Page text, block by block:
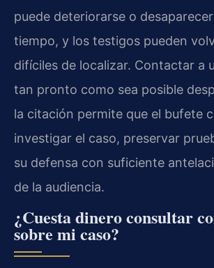
puede deteriorarse o
tiempo, y los testigos pueden
difíciles de localizar. Contactar a
tan pronto como sea posible
la citación permite que el bufete
investigar el caso, preservar
su defensa con suficiente
de la audiencia.
¿Cuesta dinero consultar
sobre mi caso?